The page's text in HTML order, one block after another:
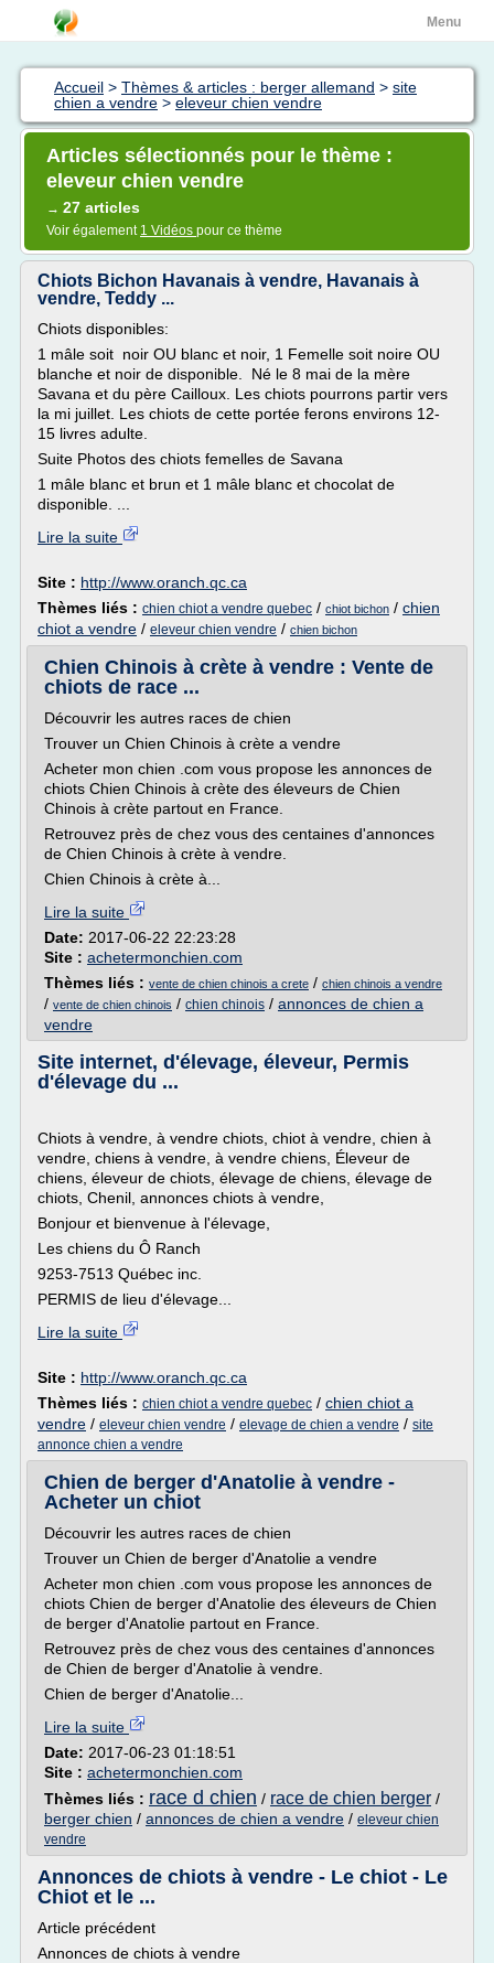
Menu
Accueil > Thèmes & articles : berger allemand > site
chien a vendre > eleveur chien vendre
Articles sélectionnés pour le thème :
eleveur chien vendre
→ 27 articles
Voir également 1 Vidéos pour ce thème
Chiots Bichon Havanais à vendre, Havanais à
vendre, Teddy ...
Chiots disponibles:
1 mâle soit noir OU blanc et noir, 1 Femelle soit noire OU
blanche et noir de disponible. Né le 8 mai de la mère
Savana et du père Cailloux. Les chiots pourrons partir vers
la mi juillet. Les chiots de cette portée ferons environs 12-
15 livres adulte.
Suite Photos des chiots femelles de Savana
1 mâle blanc et brun et 1 mâle blanc et chocolat de
disponible. ...
Lire la suite
Site : http://www.oranch.qc.ca
Thèmes liés : chien chiot a vendre quebec / chiot bichon / chien
chiot a vendre / eleveur chien vendre / chien bichon
Chien Chinois à crète à vendre : Vente de
chiots de race ...
Découvrir les autres races de chien
Trouver un Chien Chinois à crète a vendre
Acheter mon chien .com vous propose les annonces de
chiots Chien Chinois à crète des éleveurs de Chien
Chinois à crète partout en France.
Retrouvez près de chez vous des centaines d'annonces
de Chien Chinois à crète à vendre.
Chien Chinois à crète à...
Lire la suite
Date: 2017-06-22 22:23:28
Site : achetermonchien.com
Thèmes liés : vente de chien chinois a crete / chien chinois a vendre
/ vente de chien chinois / chien chinois / annonces de chien a
vendre
Site internet, d'élevage, éleveur, Permis
d'élevage du ...
Chiots à vendre, à vendre chiots, chiot à vendre, chien à
vendre, chiens à vendre, à vendre chiens, Éleveur de
chiens, éleveur de chiots, élevage de chiens, élevage de
chiots, Chenil, annonces chiots à vendre,
Bonjour et bienvenue à l'élevage,
Les chiens du Ô Ranch
9253-7513 Québec inc.
PERMIS de lieu d'élevage...
Lire la suite
Site : http://www.oranch.qc.ca
Thèmes liés : chien chiot a vendre quebec / chien chiot a
vendre / eleveur chien vendre / elevage de chien a vendre / site
annonce chien a vendre
Chien de berger d'Anatolie à vendre -
Acheter un chiot
Découvrir les autres races de chien
Trouver un Chien de berger d'Anatolie a vendre
Acheter mon chien .com vous propose les annonces de
chiots Chien de berger d'Anatolie des éleveurs de Chien
de berger d'Anatolie partout en France.
Retrouvez près de chez vous des centaines d'annonces
de Chien de berger d'Anatolie à vendre.
Chien de berger d'Anatolie...
Lire la suite
Date: 2017-06-23 01:18:51
Site : achetermonchien.com
Thèmes liés : race d chien / race de chien berger /
berger chien / annonces de chien a vendre / eleveur chien
vendre
Annonces de chiots à vendre - Le chiot - Le
Chiot et le ...
Article précédent
Annonces de chiots à vendre